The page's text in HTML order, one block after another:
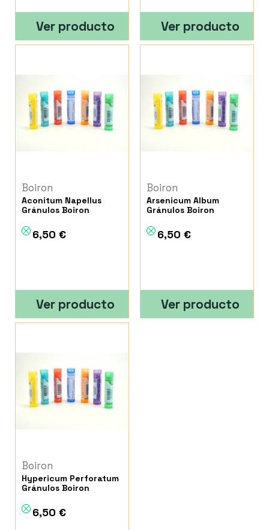
Ver producto Ver producto
Boiron
Aconitum Napellus
Gránulos Boiron
6,50 €
Ver producto
Boiron
Arsenicum Album
Gránulos Boiron
6,50 €
Ver producto
Boiron
Hypericum Perforatum
Gránulos Boiron
6,50 €